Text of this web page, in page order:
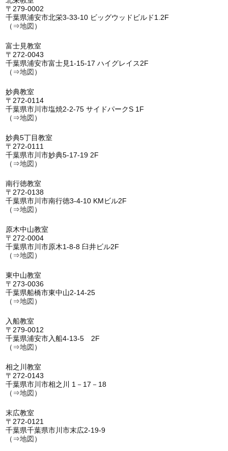
〒279-0002
千葉県浦安市北栄3-33-10 ビッグウッドビルド1.2F
（⇒地図 ）
富士見教室
〒272-0043
千葉県浦安市富士見1-15-17 ハイグレイス2F
（⇒地図 ）
妙典教室
〒272-0114
千葉県市川市塩焼2-2-75 サイドパークS 1F
（⇒地図 ）
妙典5丁目教室
〒272-0111
千葉県市川市妙典5-17-19 2F
（⇒地図 ）
南行徳教室
〒272-0138
千葉県市川市南行徳3-4-10 KMビル2F
（⇒地図 ）
原木中山教室
〒272-0004
千葉県市川市原木1-8-8 臼井ビル2F
（⇒地図 ）
東中山教室
〒273-0036
千葉県船橋市東中山2-14-25
（⇒地図 ）
入船教室
〒279-0012
千葉県浦安市入船4-13-5 2F
（⇒地図 ）
相之川教室
〒272-0143
千葉県市川市相之川 1－17－18
（⇒地図 ）
末広教室
〒272-0121
千葉県千葉県市川市末広2-19-9
（⇒地図 ）